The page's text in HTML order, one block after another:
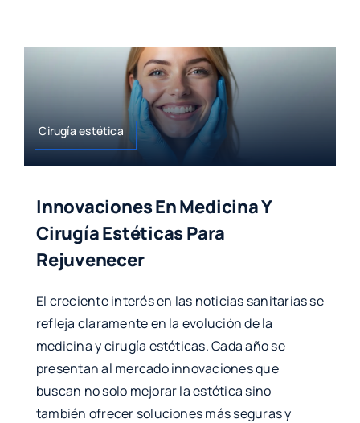
Cirugía estética
Innovaciones En Medicina Y
Cirugía Estéticas Para
Rejuvenecer
El creciente interés en las noticias sanitarias se
refleja claramente en la evolución de la
medicina y cirugía estéticas. Cada año se
presentan al mercado innovaciones que
buscan no solo mejorar la estética sino
también ofrecer soluciones más seguras y